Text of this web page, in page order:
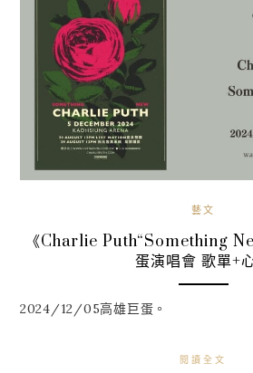
藝文
《Charlie Puth“Something
蛋演唱會 歌單+
2024/12/05高雄巨蛋。
閱讀全文